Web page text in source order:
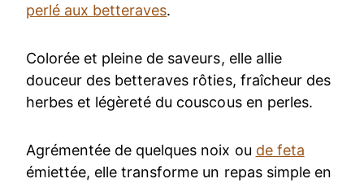
perlé aux betteraves.
Colorée et pleine de saveurs, elle allie
douceur des betteraves rôties, fraîcheur des
herbes et légèreté du couscous en perles.
Agrémentée de quelques noix ou de feta
émiettée, elle transforme un repas simple en